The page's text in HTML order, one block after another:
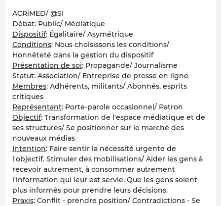
ACRiMED/ @SI
Débat: Public/ Médiatique
Dispositif: Égalitaire/ Asymétrique
Conditions: Nous choisissons les conditions/
Honnêteté dans la gestion du dispositif
Présentation de soi: Propagande/ Journalisme
Statut: Association/ Entreprise de presse en ligne
Membres: Adhérents, militants/ Abonnés, esprits
critiques
Représentant: Porte-parole occasionnel/ Patron
Objectif: Transformation de l'espace médiatique et de
ses structures/ Se positionner sur le marché des
nouveaux médias
Intention: Faire sentir la nécessité urgente de
l'objectif. Stimuler des mobilisations/ Aider les gens à
recevoir autrement, à consommer autrement
l'information qui leur est servie. Que les gens soient
plus informés pour prendre leurs décisions.
Praxis: Conflit - prendre position/ Contradictions - Se